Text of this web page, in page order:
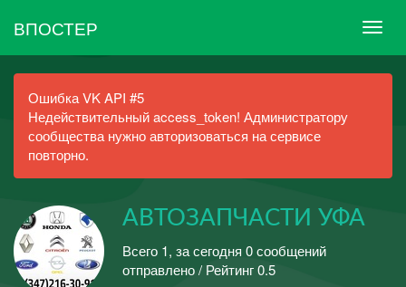
ВПОСТЕР
Ошибка VK API #5
Недействительный access_token! Администратору
сообщества нужно авторизоваться на сервисе
повторно.
АВТОЗАПЧАСТИ УФА
Всего 1, за сегодня 0 сообщений
отправлено / Рейтинг 0.5